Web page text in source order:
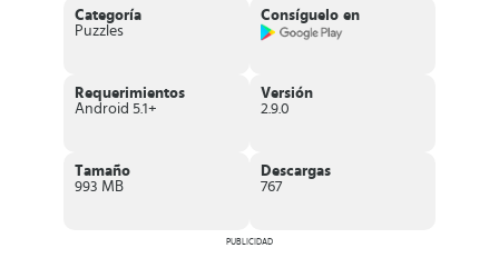
Asimismo, en este juego no solo tienes que resolver los
rompecabezas, también puedes conocer un poco más la historia
de este grupo
, algo que mejorará tu experiencia. Tendrás acceso
como gustes con diferentes temas, que puedes ganar
resolviendo un match 3. Si te atascas, los BTS vendrán en tu ayuda
con las bombas o boots.
Entretenido juego tipo puzzle al estilo Match tres, donde
La acción del juego se desarrolla en una isla
Categoría
Puzzles
Consíguelo en
Requerimientos
Android 5.1+
Versión
2.9.0
Tamaño
993 MB
Descargas
767
PUBLICIDAD